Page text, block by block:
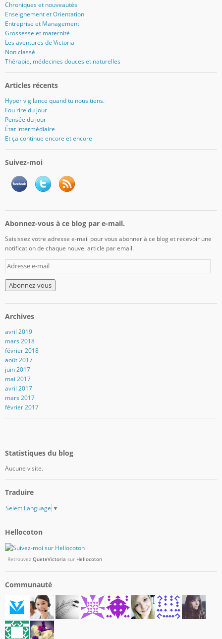
Chroniques et nouveautés
Enseignement et Orientation
Entreprise et Management
Grossesse et maternité
Les aventures de Victoria
Non classé
Thérapie, médecines douces et naturelles
Articles récents
Hyper vigilance quand tu nous tiens.
Fou rire du jour
Pensée du jour
État intermédiaire
Et ça continue encore et encore
Suivez-moi
Abonnez-vous à ce blog par e-mail.
Saisissez votre adresse e-mail pour vous abonner à ce blog et recevoir une
notification de chaque nouvel article par email.
A
d
r
e
s
e
e
-
m
a
i
l
Archives
avril 2019
mars 2018
février 2018
août 2017
juin 2017
mai 2017
avril 2017
mars 2017
février 2017
Statistiques du blog
Aucune visite.
Traduire
Select Language ▼
Hellocoton
Retrouvez QueteVictoria sur Hellocoton
Communauté